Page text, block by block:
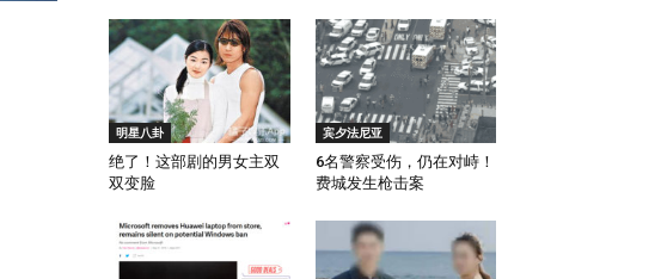
明星八卦
绝了！这部剧的男女主双
双变脸
宾夕法尼亚
6名警察受伤，仍在对峙！
费城发生枪击案